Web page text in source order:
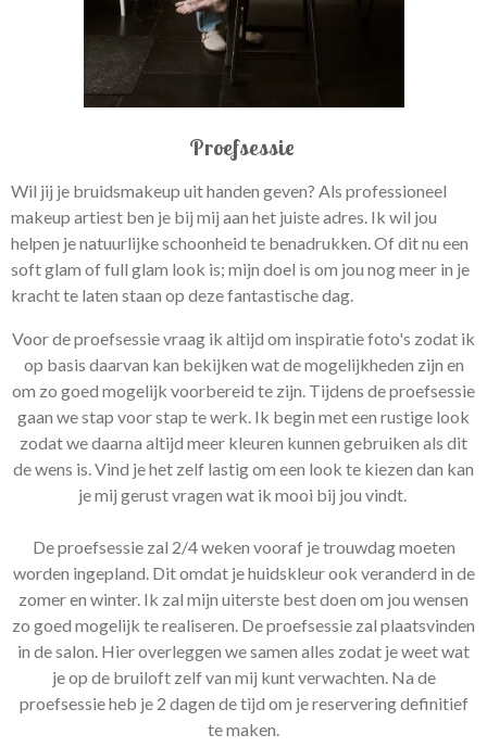
Proefsessie
Wil jij je bruidsmakeup uit handen geven? Als professioneel
makeup artiest ben je bij mij aan het juiste adres. Ik wil jou
helpen je natuurlijke schoonheid te benadrukken. Of dit nu een
soft glam of full glam look is; mijn doel is om jou nog meer in je
kracht te laten staan op deze fantastische dag.
Voor de proefsessie vraag ik altijd om inspiratie foto's zodat ik
op basis daarvan kan bekijken wat de mogelijkheden zijn en
om zo goed mogelijk voorbereid te zijn. Tijdens de proefsessie
gaan we stap voor stap te werk. Ik begin met een rustige look
zodat we daarna altijd meer kleuren kunnen gebruiken als dit
de wens is. Vind je het zelf lastig om een look te kiezen dan kan
je mij gerust vragen wat ik mooi bij jou vindt.
De proefsessie zal 2/4 weken vooraf je trouwdag moeten
worden ingepland. Dit omdat je huidskleur ook veranderd in de
zomer en winter. Ik zal mijn uiterste best doen om jou wensen
zo goed mogelijk te realiseren. De proefsessie zal plaatsvinden
in de salon. Hier overleggen we samen alles zodat je weet wat
je op de bruiloft zelf van mij kunt verwachten. Na de
proefsessie heb je 2 dagen de tijd om je reservering definitief
te maken.